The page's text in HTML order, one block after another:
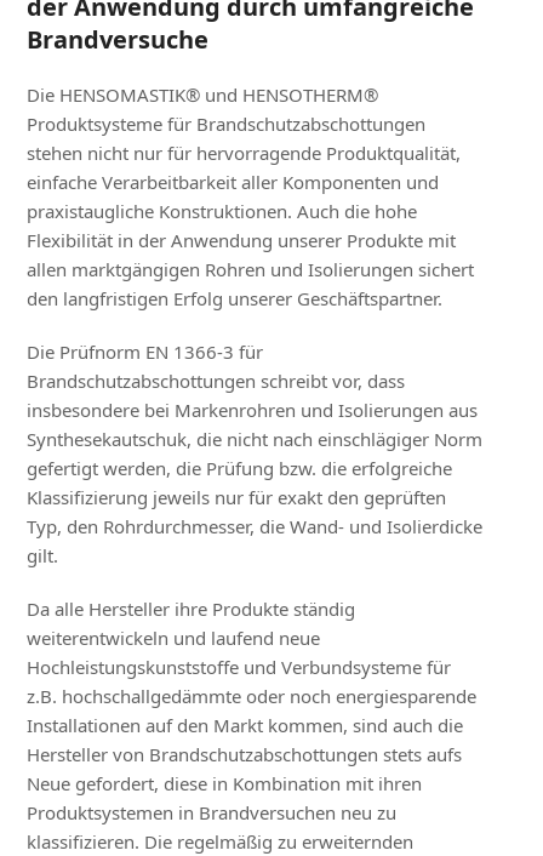
der Anwendung durch umfangreiche
Brandversuche
Die HENSOMASTIK® und HENSOTHERM®
Produktsysteme für Brandschutzabschottungen
stehen nicht nur für hervorragende Produktqualität,
einfache Verarbeitbarkeit aller Komponenten und
praxistaugliche Konstruktionen. Auch die hohe
Flexibilität in der Anwendung unserer Produkte mit
allen marktgängigen Rohren und Isolierungen sichert
den langfristigen Erfolg unserer Geschäftspartner.
Die Prüfnorm EN 1366-3 für
Brandschutzabschottungen schreibt vor, dass
insbesondere bei Markenrohren und Isolierungen aus
Synthesekautschuk, die nicht nach einschlägiger Norm
gefertigt werden, die Prüfung bzw. die erfolgreiche
Klassifizierung jeweils nur für exakt den geprüften
Typ, den Rohrdurchmesser, die Wand- und Isolierdicke
gilt.
Da alle Hersteller ihre Produkte ständig
weiterentwickeln und laufend neue
Hochleistungskunststoffe und Verbundsysteme für
z.B. hochschallgedämmte oder noch energiesparende
Installationen auf den Markt kommen, sind auch die
Hersteller von Brandschutzabschottungen stets aufs
Neue gefordert, diese in Kombination mit ihren
Produktsystemen in Brandversuchen neu zu
klassifizieren. Die regelmäßig zu erweiternden